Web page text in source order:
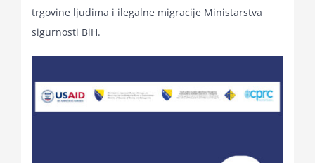
trgovine ljudima i ilegalne migracije Ministarstva
sigurnosti BiH.